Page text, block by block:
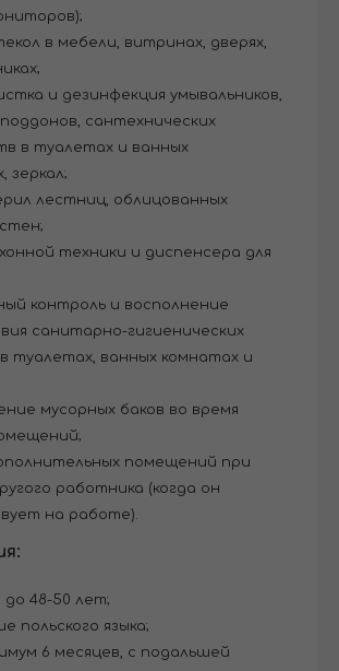
в мебели, витринах, дверях,
и дезинфекция умывальников,
сантехнических
в туалетах и ​​ванных
зеркал;
лестниц, облицованных
техники и диспенсера для
контроль и восполнение
санитарно-гигиенических
туалетах, ванных комнатах и
мусорных баков во время
помещений при
работника (когда он
на работе).
48-50 лет;
польского языка;
6 месяцев, с подальшей